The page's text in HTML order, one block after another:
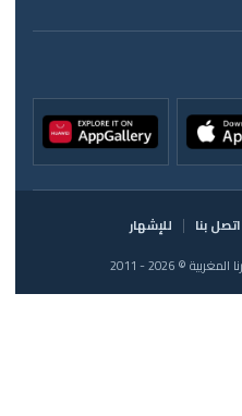
اتصل بنا
للإشهار
© 2026 - 2011